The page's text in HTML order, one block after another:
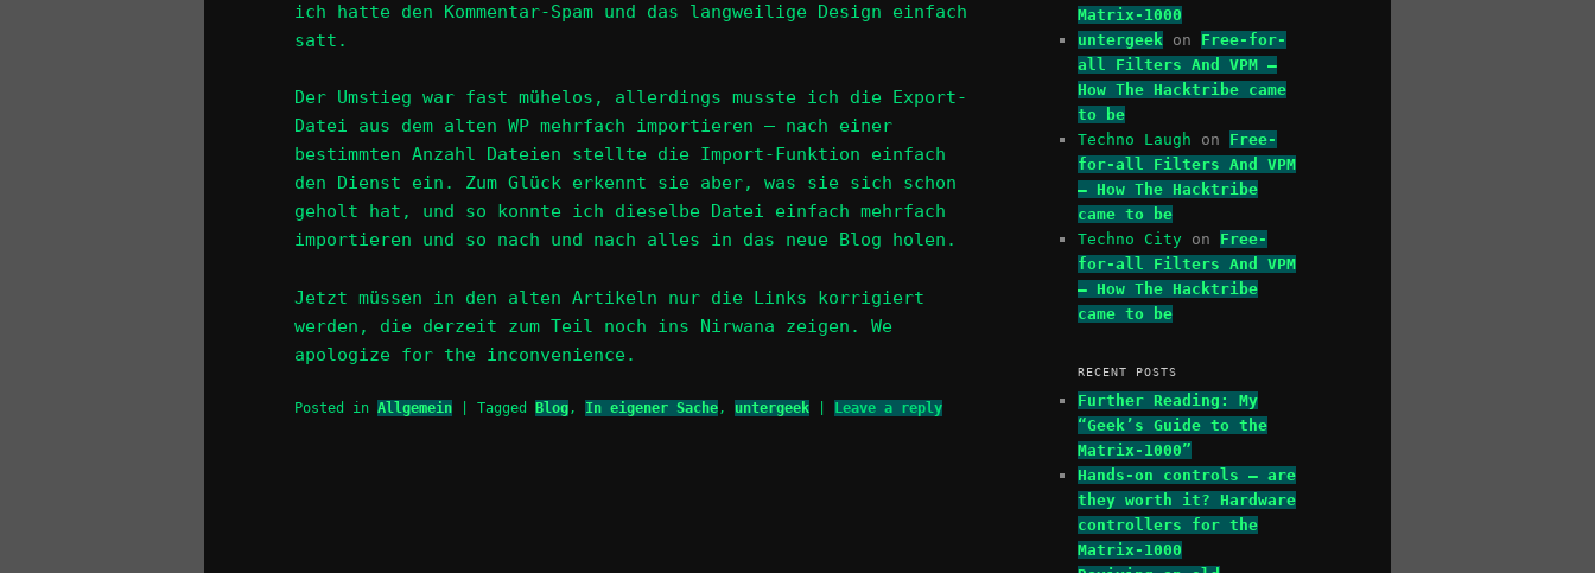
ich hatte den Kommentar-Spam und das langweilige Design einfach
satt.
Der Umstieg war fast mühelos, allerdings musste ich die Export-
Datei aus dem alten WP mehrfach importieren – nach einer
bestimmten Anzahl Dateien stellte die Import-Funktion einfach
den Dienst ein. Zum Glück erkennt sie aber, was sie sich schon
geholt hat, und so konnte ich dieselbe Datei einfach mehrfach
importieren und so nach und nach alles in das neue Blog holen.
Jetzt müssen in den alten Artikeln nur die Links korrigiert
werden, die derzeit zum Teil noch ins Nirwana zeigen. We
apologize for the inconvenience.
Posted in Allgemein Tagged Blog, In eigener Sache, untergeek Leave a reply
Matrix-1000
untergeek on Free-for-
all Filters And VPM –
How The Hacktribe came
to be
Techno Laugh on Free-
for-all Filters And VPM
– How The Hacktribe
came to be
Techno City on Free-
for-all Filters And VPM
– How The Hacktribe
came to be
RECENT POSTS
Further Reading: My
“Geek’s Guide to the
Matrix-1000”
Hands-on controls – are
they worth it? Hardware
controllers for the
Matrix-1000